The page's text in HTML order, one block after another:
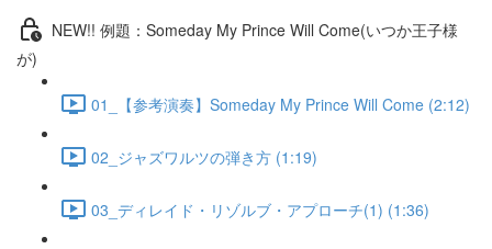
NEW!! 例題：Someday My Prince Will Come(いつか王子様
が)
01_【参考演奏】Someday My Prince Will Come (2:12)
02_ジャズワルツの弾き方 (1:19)
03_ディレイド・リゾルブ・アプローチ(1) (1:36)